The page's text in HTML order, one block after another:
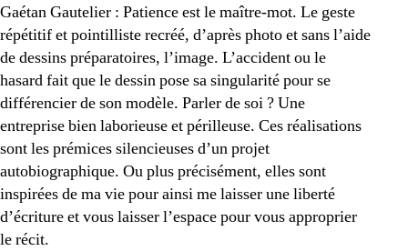
Gaétan Gautelier : Patience est le maître-mot. Le geste
répétitif et pointilliste recréé, d’après photo et sans l’aide
de dessins préparatoires, l’image. L’accident ou le
hasard fait que le dessin pose sa singularité pour se
différencier de son modèle. Parler de soi ? Une
entreprise bien laborieuse et périlleuse. Ces réalisations
sont les prémices silencieuses d’un projet
autobiographique. Ou plus précisément, elles sont
inspirées de ma vie pour ainsi me laisser une liberté
d’écriture et vous laisser l’espace pour vous approprier
le récit.